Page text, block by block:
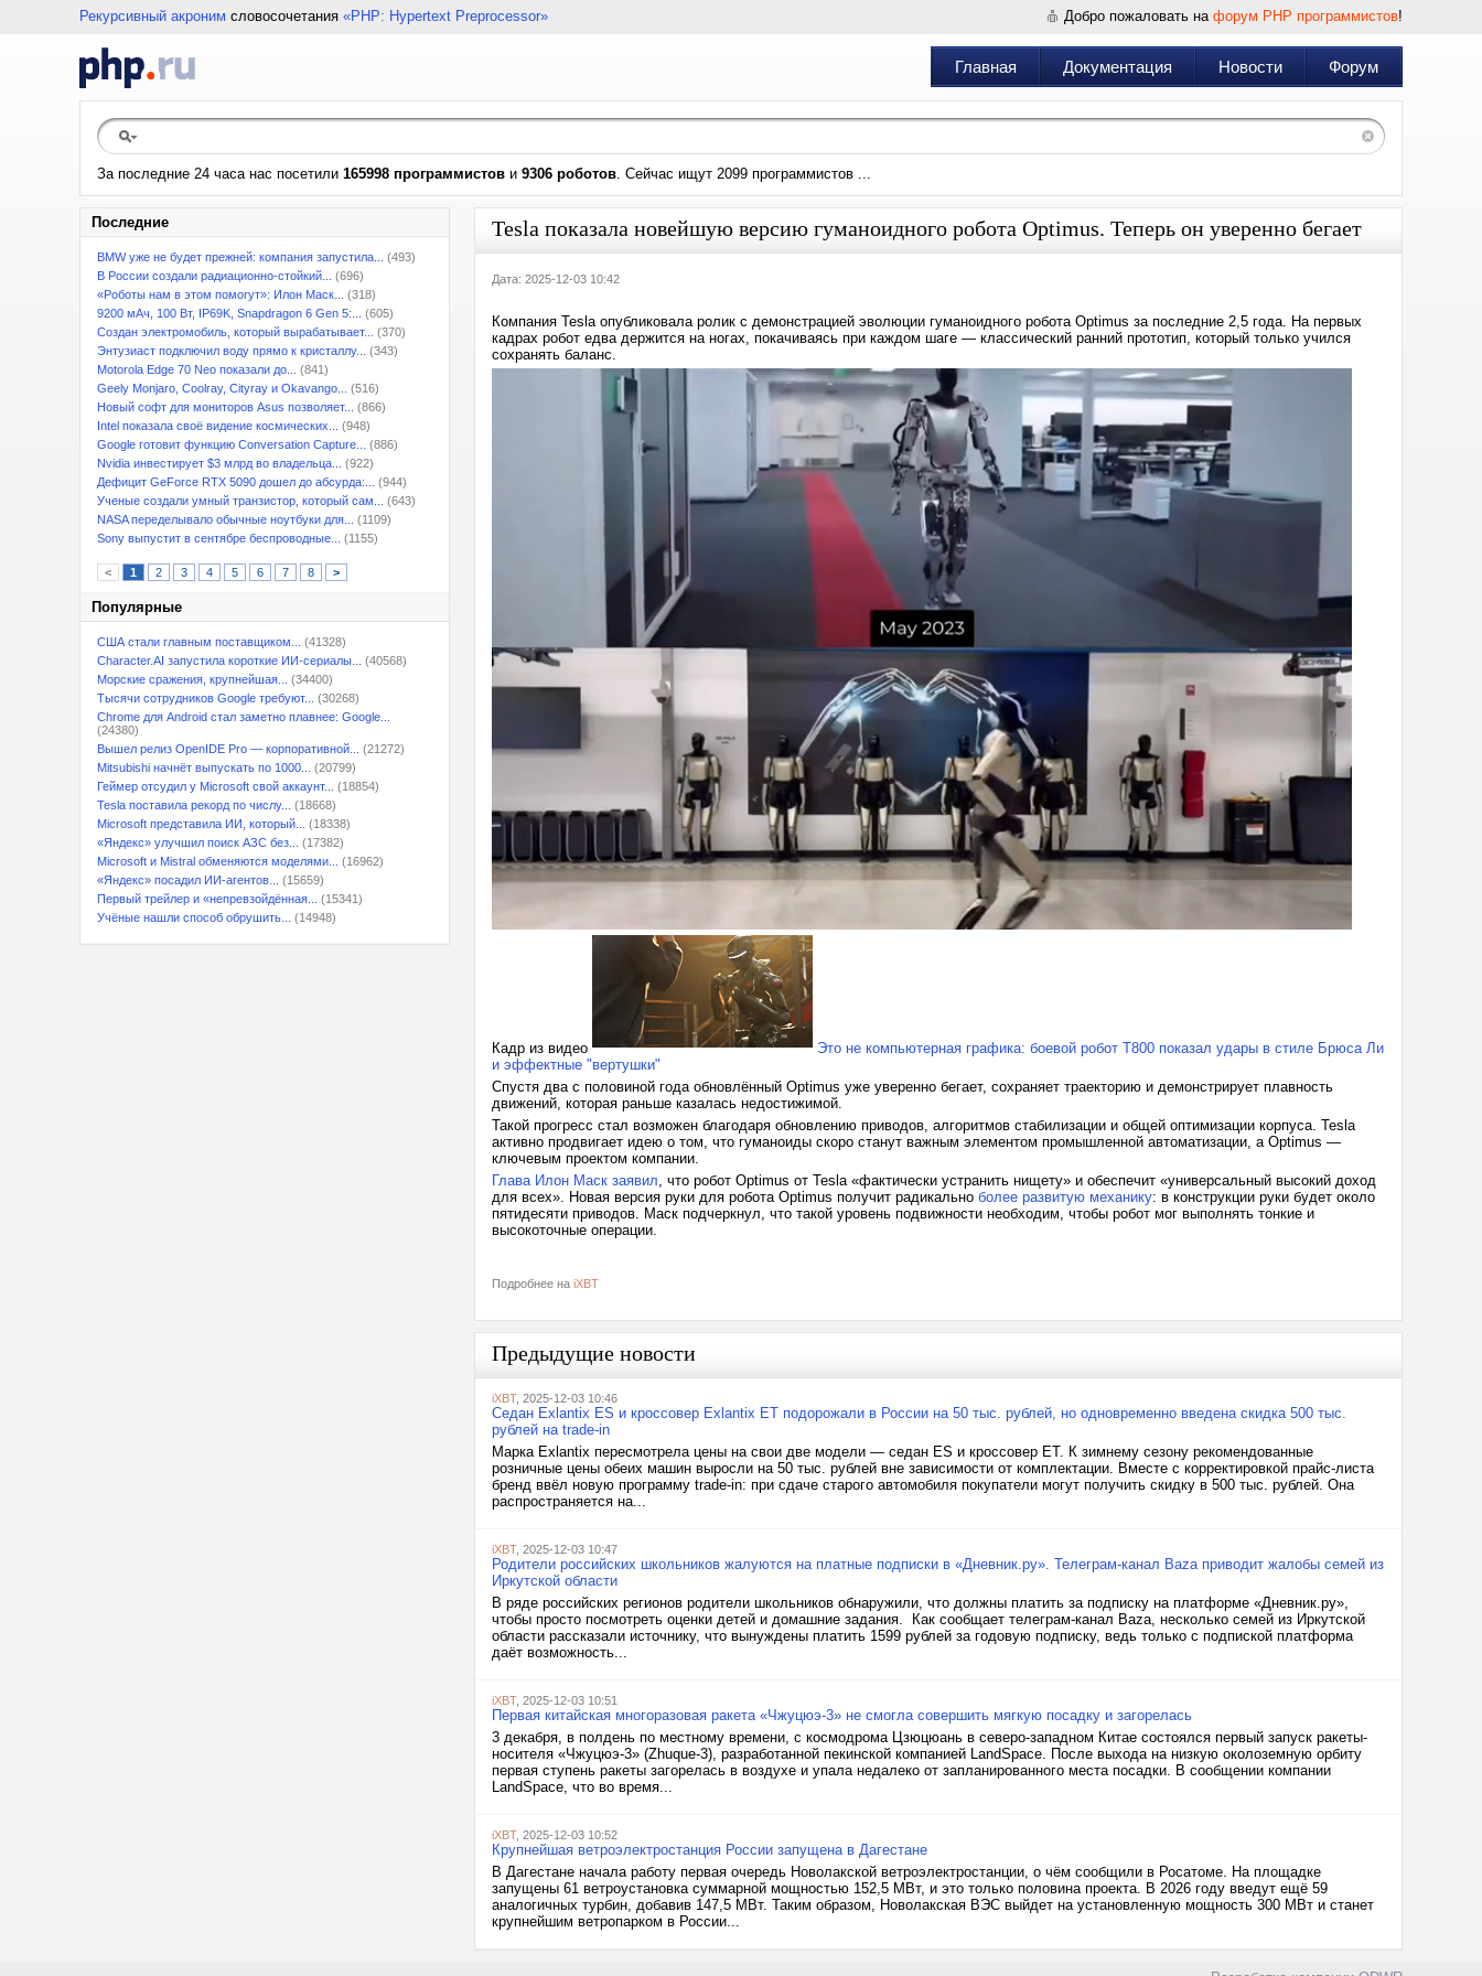
Рекурсивный акроним словосочетания «PHP: Hypertext Preprocessor» Добро пожаловать на форум PHP программистов!
Главная Документация Новости Форум
За последние 24 часа нас посетили 165998 программистов и 9306 роботов. Сейчас ищут 2099 программистов ...
Последние
BMW уже не будет прежней: компания запустила...
(493)
В России создали радиационно-стойкий...
(696)
«Роботы нам в этом помогут»: Илон Маск...
(318)
9200 мАч, 100 Вт, IP69K, Snapdragon 6 Gen 5:...
(605)
Создан электромобиль, который вырабатывает...
(370)
Энтузиаст подключил воду прямо к кристаллу...
(343)
Motorola Edge 70 Neo показали до...
(841)
Geely Monjaro, Coolray, Cityray и Okavango...
(516)
Новый софт для мониторов Asus позволяет...
(866)
Intel показала своё видение космических...
(948)
Google готовит функцию Conversation Capture...
(886)
Nvidia инвестирует $3 млрд во владельца...
(922)
Дефицит GeForce RTX 5090 дошел до абсурда:...
(944)
Ученые создали умный транзистор, который сам...
(643)
NASA переделывало обычные ноутбуки для...
(1109)
Sony выпустит в сентябре беспроводные...
(1155)
< 1 2 3 4 5 6 7 8 >
Популярные
США стали главным поставщиком...
(41328)
Character.AI запустила короткие ИИ-сериалы...
(40568)
Морские сражения, крупнейшая...
(34400)
Тысячи сотрудников Google требуют...
(30268)
Chrome для Android стал заметно плавнее: Google...
(24380)
Вышел релиз OpenIDE Pro — корпоративной...
(21272)
Mitsubishi начнёт выпускать по 1000...
(20799)
Геймер отсудил у Microsoft свой аккаунт...
(18854)
Tesla поставила рекорд по числу...
(18668)
Microsoft представила ИИ, который...
(18338)
«Яндекс» улучшил поиск АЗС без...
(17382)
Microsoft и Mistral обменяются моделями...
(16962)
«Яндекс» посадил ИИ-агентов...
(15659)
Первый трейлер и «непревзойдённая...
(15341)
Учёные нашли способ обрушить...
(14948)
Tesla показала новейшую версию гуманоидного робота Optimus. Теперь он уверенно бегает
Дата: 2025-12-03 10:42
Компания Tesla опубликовала ролик с демонстрацией эволюции гуманоидного робота Optimus за последние 2,5 года. На первых
кадрах робот едва держится на ногах, покачиваясь при каждом шаге — классический ранний прототип, который только учился
сохранять баланс.
Кадр из видео
Это не компьютерная графика: боевой робот T800 показал удары в стиле Брюса Ли
и эффектные "вертушки"
Спустя два с половиной года обновлённый Optimus уже уверенно бегает, сохраняет траекторию и демонстрирует плавность
движений, которая раньше казалась недостижимой.
Такой прогресс стал возможен благодаря обновлению приводов, алгоритмов стабилизации и общей оптимизации корпуса. Tesla
активно продвигает идею о том, что гуманоиды скоро станут важным элементом промышленной автоматизации, а Optimus —
ключевым проектом компании.
Глава Илон Маск заявил, что робот Optimus от Tesla «фактически устранить нищету» и обеспечит «универсальный высокий доход
для всех». Новая версия руки для робота Optimus получит радикально более развитую механику: в конструкции руки будет около
пятидесяти приводов. Маск подчеркнул, что такой уровень подвижности необходим, чтобы робот мог выполнять тонкие и
высокоточные операции.
Подробнее на iXBT
Предыдущие новости
iXBT, 2025-12-03 10:46
Седан Exlantix ES и кроссовер Exlantix ET подорожали в России на 50 тыс. рублей, но одновременно введена скидка 500 тыс.
рублей на trade-in
Марка Exlantix пересмотрела цены на свои две модели — седан ES и кроссовер ET. К зимнему сезону рекомендованные
розничные цены обеих машин выросли на 50 тыс. рублей вне зависимости от комплектации. Вместе с корректировкой прайс-листа
бренд ввёл новую программу trade-in: при сдаче старого автомобиля покупатели могут получить скидку в 500 тыс. рублей. Она
распространяется на...
iXBT, 2025-12-03 10:47
Родители российских школьников жалуются на платные подписки в «Дневник.ру». Телеграм-канал Baza приводит жалобы семей из
Иркутской области
В ряде российских регионов родители школьников обнаружили, что должны платить за подписку на платформе «Дневник.ру»,
чтобы просто посмотреть оценки детей и домашние задания. Как сообщает телеграм-канал Baza, несколько семей из Иркутской
области рассказали источнику, что вынуждены платить 1599 рублей за годовую подписку, ведь только с подпиской платформа
даёт возможность...
iXBT, 2025-12-03 10:51
Первая китайская многоразовая ракета «Чжуцюэ-3» не смогла совершить мягкую посадку и загорелась
3 декабря, в полдень по местному времени, с космодрома Цзюцюань в северо-западном Китае состоялся первый запуск ракеты-
носителя «Чжуцюэ-3» (Zhuque-3), разработанной пекинской компанией LandSpace. После выхода на низкую околоземную орбиту
первая ступень ракеты загорелась в воздухе и упала недалеко от запланированного места посадки. В сообщении компании
LandSpace, что во время...
iXBT, 2025-12-03 10:52
Крупнейшая ветроэлектростанция России запущена в Дагестане
В Дагестане начала работу первая очередь Новолакской ветроэлектростанции, о чём сообщили в Росатоме. На площадке
запущены 61 ветроустановка суммарной мощностью 152,5 МВт, и это только половина проекта. В 2026 году введут ещё 59
аналогичных турбин, добавив 147,5 МВт. Таким образом, Новолакская ВЭС выйдет на установленную мощность 300 МВт и станет
крупнейшим ветропарком в России...